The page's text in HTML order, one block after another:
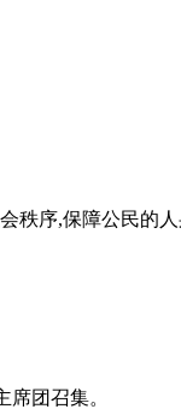
秩序,保障公民的
团召集。